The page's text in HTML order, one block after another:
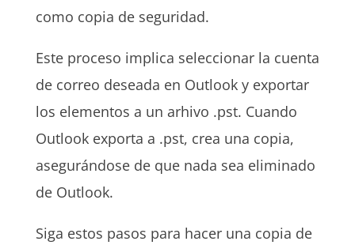
como copia de seguridad.
Este proceso implica seleccionar la cuenta
de correo deseada en Outlook y exportar
los elementos a un arhivo .pst. Cuando
Outlook exporta a .pst, crea una copia,
asegurándose de que nada sea eliminado
de Outlook.
Siga estos pasos para hacer una copia de